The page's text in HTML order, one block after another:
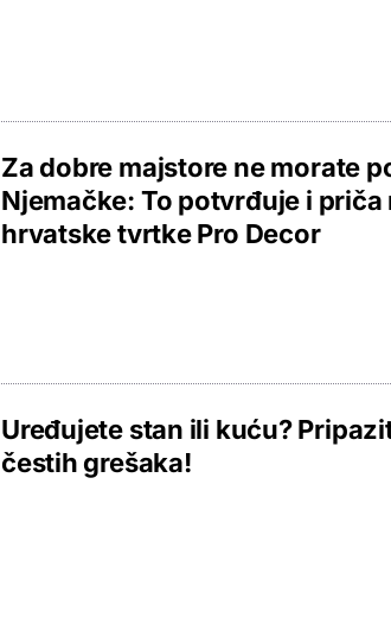
Za dobre majstore ne morate
Njemačke: To potvrđuje i priča
hrvatske tvrtke Pro Decor
Uređujete stan ili kuću?
čestih grešaka!